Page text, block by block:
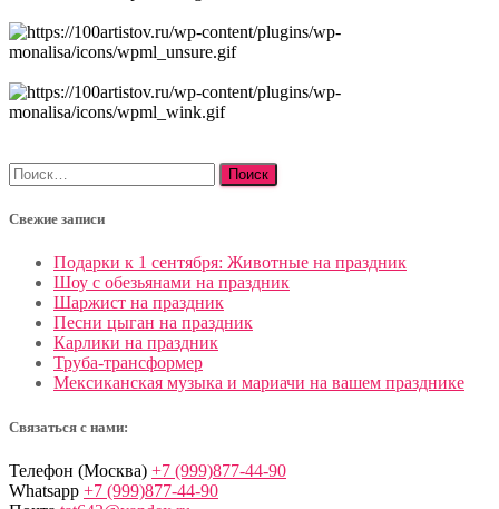
Найти:
Свежие записи
Подарки к 1 сентября: Животные на праздник
Шоу с обезьянами на праздник
Шаржист на праздник
Песни цыган на праздник
Карлики на праздник
Труба-трансформер
Мексиканская музыка и мариачи на вашем празднике
Связаться с нами:
Телефон (Москва) +7 (999)877-44-90
Whatsapp +7 (999)877-44-90